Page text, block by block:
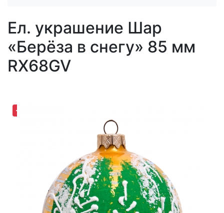
Ел. украшение Шар
«Берёза в снегу» 85 мм
RX68GV
-35,27%